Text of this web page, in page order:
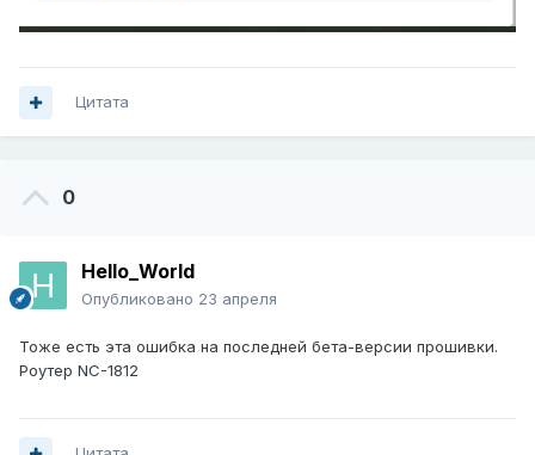
Цитата
0
Hello_World
Опубликовано 23 апреля
Тоже есть эта ошибка на последней бета-версии прошивки.
Роутер NC-1812